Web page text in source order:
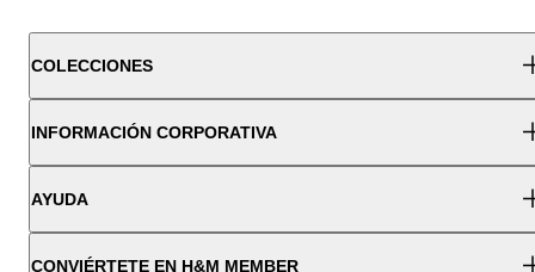
COLECCIONES
INFORMACIÓN CORPORATIVA
AYUDA
CONVIÉRTETE EN H&M MEMBER